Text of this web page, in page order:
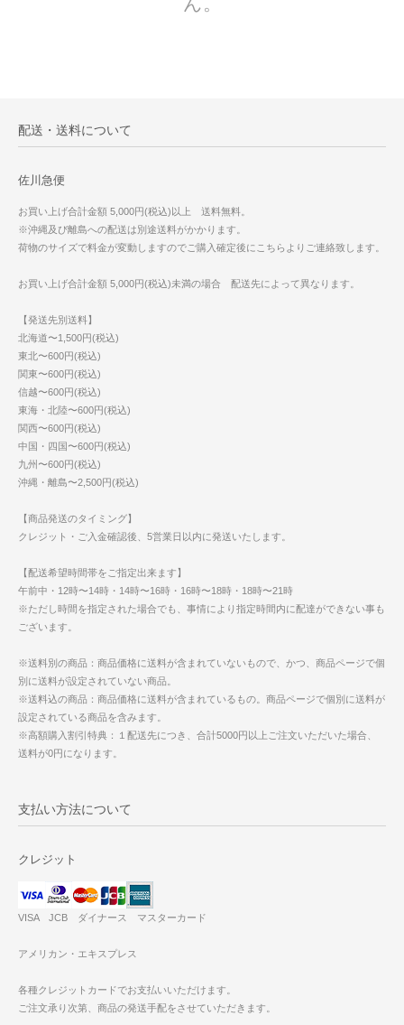
配送・送料について
佐川急便
お買い上げ合計金額 5,000円(税込)以上 送料無料。
※沖縄及び離島への配送は別途送料がかかります。
荷物のサイズで料金が変動しますのでご購入確定後にこちらよりご連絡致します。
お買い上げ合計金額 5,000円(税込)未満の場合 配送先によって異なります。
【発送先別送料】
北海道〜1,500円(税込)
東北〜600円(税込)
関東〜600円(税込)
信越〜600円(税込)
東海・北陸〜600円(税込)
関西〜600円(税込)
中国・四国〜600円(税込)
九州〜600円(税込)
沖縄・離島〜2,500円(税込)
【商品発送のタイミング】
クレジット・ご入金確認後、5営業日以内に発送いたします。
【配送希望時間帯をご指定出来ます】
午前中・12時〜14時・14時〜16時・16時〜18時・18時〜21時
※ただし時間を指定された場合でも、事情により指定時間内に配達ができない事も
ございます。
※送料別の商品：商品価格に送料が含まれていないもので、かつ、商品ページで個
別に送料が設定されていない商品。
※送料込の商品：商品価格に送料が含まれているもの。商品ページで個別に送料が
設定されている商品を含みます。
※高額購入割引特典：１配送先につき、合計5000円以上ご注文いただいた場合、
送料が0円になります。
支払い方法について
クレジット
VISA JCB ダイナース マスターカード
アメリカン・エキスプレス
各種クレジットカードでお支払いいただけます。
ご注文承り次第、商品の発送手配をさせていただきます。